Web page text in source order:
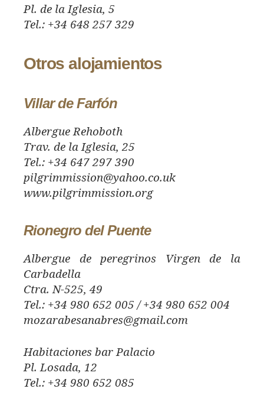
Pl. de la Iglesia, 5
Tel.: +34 648 257 329
Otros alojamientos
Villar de Farfón
Albergue Rehoboth
Trav. de la Iglesia, 25
Tel.: +34 647 297 390
pilgrimmission@yahoo.co.uk
www.pilgrimmission.org
Rionegro del Puente
Albergue de peregrinos Virgen de la
Carbadella
Ctra. N-525, 49
Tel.: +34 980 652 005 / +34 980 652 004
mozarabesanabres@gmail.com
Habitaciones bar Palacio
Pl. Losada, 12
Tel.: +34 980 652 085